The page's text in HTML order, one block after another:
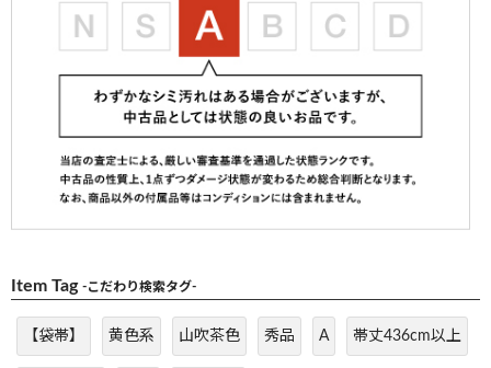
Item Tag -こだわり検索タグ-
【袋帯】 黄色系 山吹茶色 秀品 A 帯丈436cm以上